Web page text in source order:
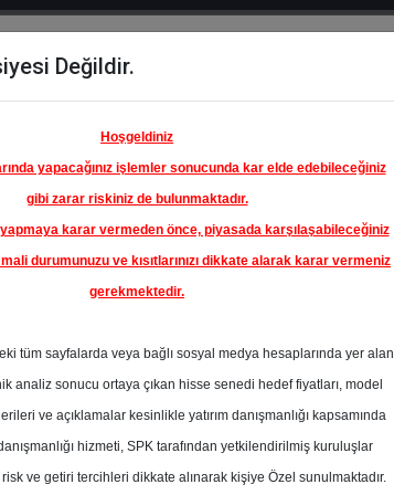
Öne
Çıkanlar
Raporlar Partnerlerimiz
En Yüksek Tahmin
Ortalama Fiyat
Tahmini
Değildir.
Hoşgeldiniz
yapacağınız işlemler sonucunda kar elde edebileceğiniz
gibi zarar riskiniz de bulunmaktadır.
karar vermeden önce, piyasada karşılaşabileceğiniz
durumunuzu ve kısıtlarınızı dikkate alarak karar vermeniz
gerekmektedir.
tüm sayfalarda veya bağlı sosyal medya hesaplarında yer alan
analiz sonucu ortaya çıkan hisse senedi hedef fiyatları, model
ve açıklamalar kesinlikle yatırım danışmanlığı kapsamında
hizmeti, SPK tarafından yetkilendirilmiş kuruluşlar
ve getiri tercihleri dikkate alınarak kişiye Özel sunulmaktadır.